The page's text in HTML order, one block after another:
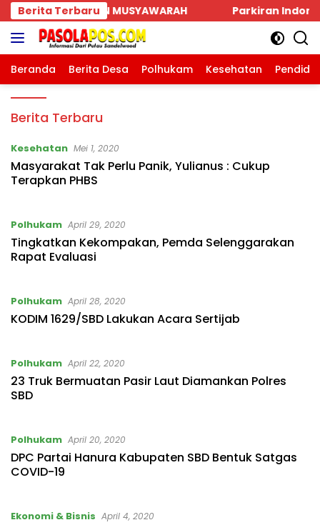
Langsung
ke
konten
Berita TerbaruParkiran Indomaret dan Bank BRI SBD
Beranda Berita Desa Polhukam Kesehatan
Pasola
Berita Terbaru
Kesehatan Mei 1, 2020
Masyarakat Tak Perlu Panik, Yulianus : Cukup
Terapkan PHBS
Polhukam April 29, 2020
Tingkatkan Kekompakan, Pemda Selenggarakan
Rapat Evaluasi
Polhukam April 28, 2020
KODIM 1629/SBD Lakukan Acara Sertijab
Polhukam April 22, 2020
23 Truk Bermuatan Pasir Laut Diamankan Polres
SBD
Polhukam April 20, 2020
DPC Partai Hanura Kabupaten SBD Bentuk Satgas
COVID-19
Ekonomi & Bisnis April 4, 2020